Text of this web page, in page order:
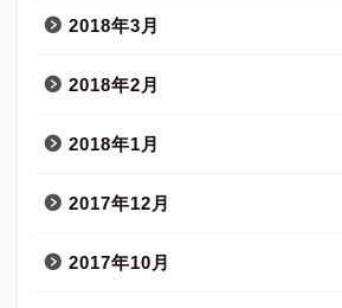
2018年3月
2018年2月
2018年1月
2017年12月
2017年10月